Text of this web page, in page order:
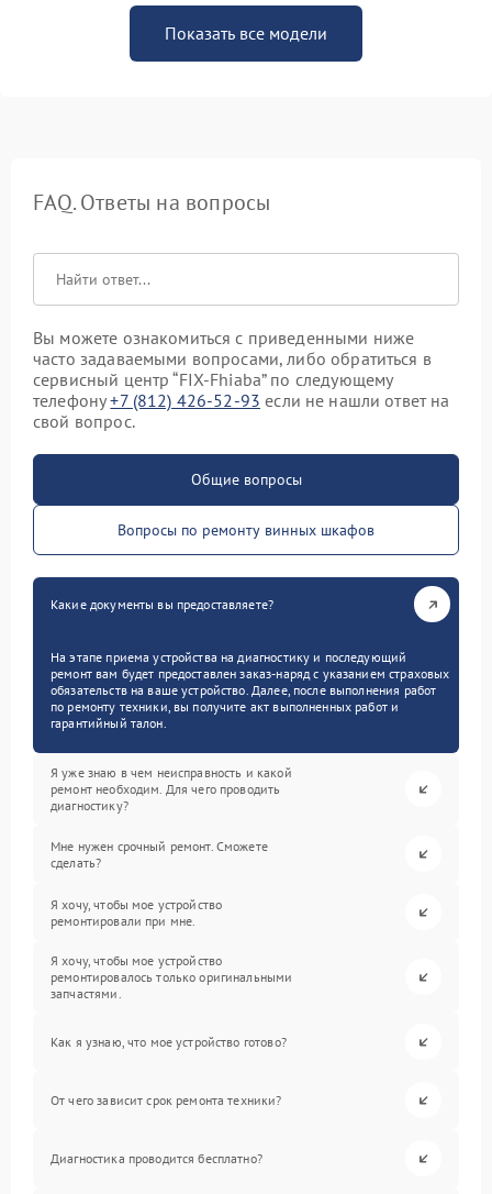
Показать все модели
FAQ. Ответы на вопросы
Вы можете ознакомиться с приведенными ниже
часто задаваемыми вопросами, либо обратиться в
сервисный центр “FIX-Fhiaba” по следующему
телефону+7 (812) 426-52-93 если не нашли ответ на
свой вопрос.
Общие вопросы
Вопросы по ремонту винных шкафов
Какие документы вы предоставляете?
На этапе приема устройства на диагностику и последующий
ремонт вам будет предоставлен заказ-наряд с указанием страховых
обязательств на ваше устройство. Далее, после выполнения работ
по ремонту техники, вы получите акт выполненных работ и
гарантийный талон.
Я уже знаю в чем неисправность и какой
ремонт необходим. Для чего проводить
диагностику?
Мне нужен срочный ремонт. Сможете
сделать?
Я хочу, чтобы мое устройство
ремонтировали при мне.
Я хочу, чтобы мое устройство
ремонтировалось только оригинальными
запчастями.
Как я узнаю, что мое устройство готово?
От чего зависит срок ремонта техники?
Диагностика проводится бесплатно?